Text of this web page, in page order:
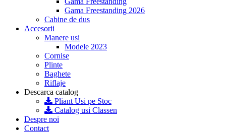
Gama Freestanding 2026
Cabine de dus
Accesorii
Manere usi
Modele 2023
Cornise
Plinte
Baghete
Riflaje
Descarca catalog
Pliant Usi pe Stoc
Catalog usi Classen
Despre noi
Contact